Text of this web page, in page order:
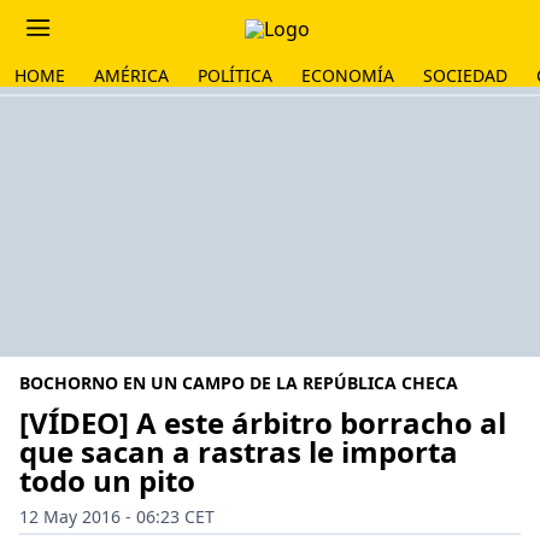
HOME AMÉRICA POLÍTICA ECONOMÍA SOCIEDAD
BOCHORNO EN UN CAMPO DE LA REPÚBLICA CHECA
[VÍDEO] A este árbitro borracho al
que sacan a rastras le importa
todo un pito
12 May 2016 - 06:23 CET